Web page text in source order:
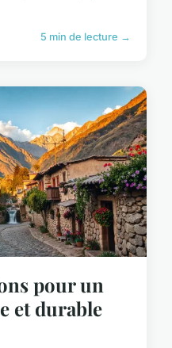
5 min de lecture →
pour un
et durable